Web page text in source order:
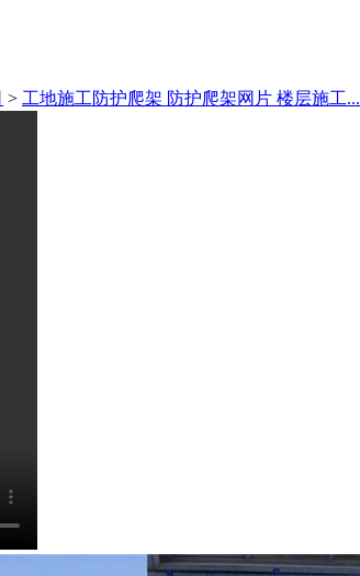
> 工地施工防护爬架 防护爬架网片 楼层施工...